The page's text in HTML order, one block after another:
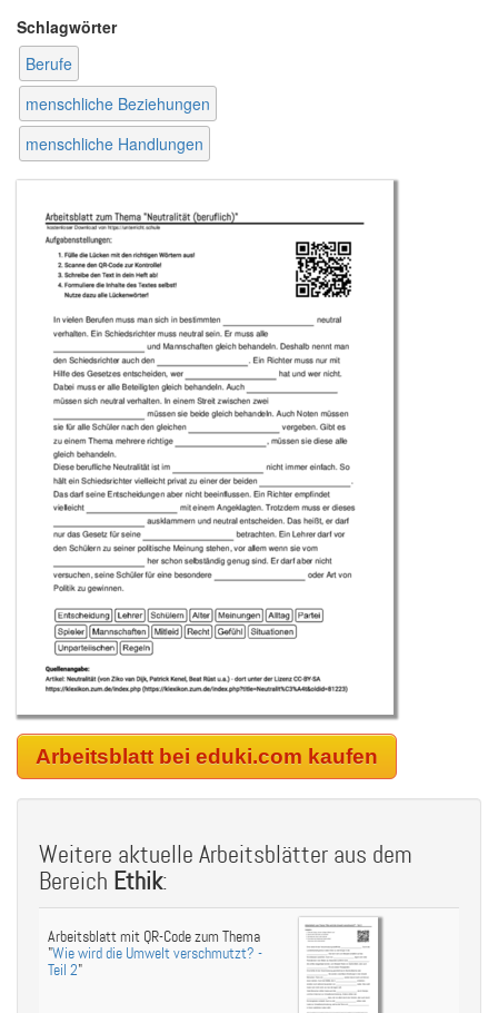
Schlagwörter
Berufe
menschliche Beziehungen
menschliche Handlungen
Arbeitsblatt bei eduki.com kaufen
Weitere aktuelle Arbeitsblätter aus dem
Bereich Ethik:
Arbeitsblatt mit QR-Code zum Thema
"Wie wird die Umwelt verschmutzt? -
Teil 2"